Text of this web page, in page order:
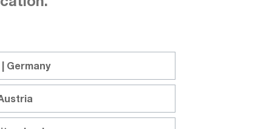
der Kabel und übernimmt nicht nur die Ergebnisdaten
sowie Endgeräte auf der anderen
Weniger Prüfzeitaufwand und weniger Fehler von
Germany